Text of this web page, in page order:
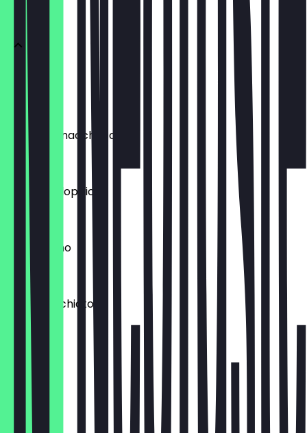
Espresso
Espresso macchiato
€ 2,50
Espresso doppio
€ 3,00
Cappuccino
€ 3,50
Latte Macchiato
€ 4,00